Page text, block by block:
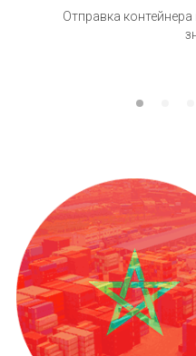
Отправка